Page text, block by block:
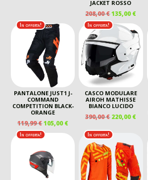
ERA:
440,00 €.
PREZZO
ATTUALE
260,00 €.
JACKET ROSSO
208,00€IL
PREZZO
ORIGINALE
ERA:
208,00 €.
135,00€IL
È:
In offerta!
PANTALONE JUST1 J-
COMMAND
COMPETITION BLACK-
ORANGE
119,99€IL
PREZZO
ORIGINALE
ERA:
119,99 €.
105,00€IL
PREZZO
ATTUALE
105,00 €.
In offerta!
CASCO MODULARE
AIROH MATHISSE
BIANCO LUCIDO
390,00€ IL
ORIGINALE
ERA:
390,00 €.
220,00€IL
In offerta! In offerta!